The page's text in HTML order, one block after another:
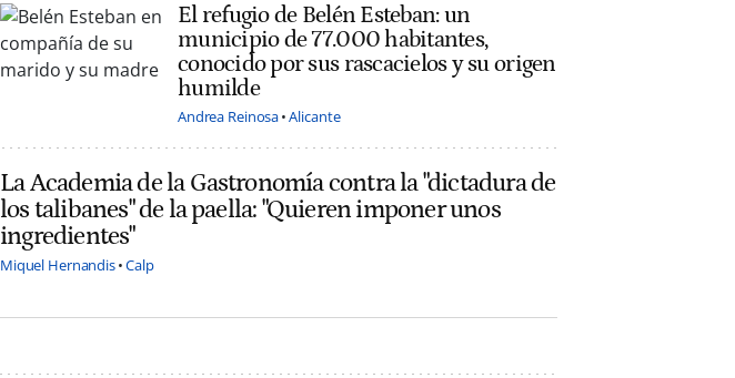
El refugio de Belén Esteban: un
municipio de 77.000 habitantes,
conocido por sus rascacielos y su origen
humilde
Andrea Reinosa Alicante
La Academia de la Gastronomía contra la "dictadura de
los talibanes" de la paella: "Quieren imponer unos
ingredientes"
Miquel Hernandis Calp